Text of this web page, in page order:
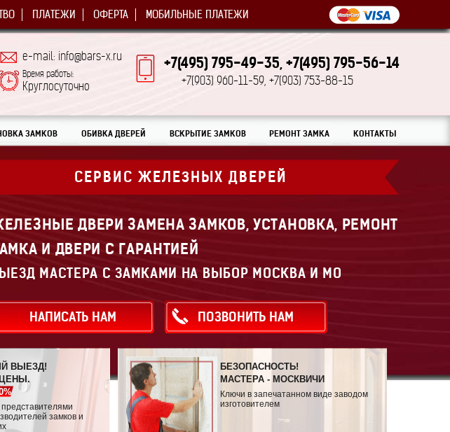
ПЛАТЕЖИ ОФЕРТА МОБИЛЬНЫЕ ПЛАТЕЖИ
e-mail: info@bars-x.ru
Время работы:
Круглосуточно
+7(495) 795-49-35, +7(495) 795-56-14
+7(903) 960-11-59, +7(903) 753-88-15
ЗАМКОВ ОБИВКА ДВЕРЕЙ ВСКРЫТИЕ ЗАМКОВ РЕМОНТ ЗАМКА КОНТАКТЫ
СЕРВИС ЖЕЛЕЗНЫХ ДВЕРЕЙ
ДВЕРИ ЗАМЕНА ЗАМКОВ, УСТАНОВКА, РЕМОНТ
И ДВЕРИ С ГАРАНТИЕЙ
МАСТЕРА С ЗАМКАМИ НА ВЫБОР МОСКВА И МО
НАПИСАТЬ НАМ ПОЗВОНИТЬ НАМ
ВЫЕЗД!
замков и
БЕЗОПАСНОСТЬ!
МАСТЕРА - МОСКВИЧИ
Ключи в запечатанном виде заводом
изготовителем